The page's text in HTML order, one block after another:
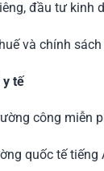
đầu tư kinh
và chính
y tế
công miễn
quốc tế